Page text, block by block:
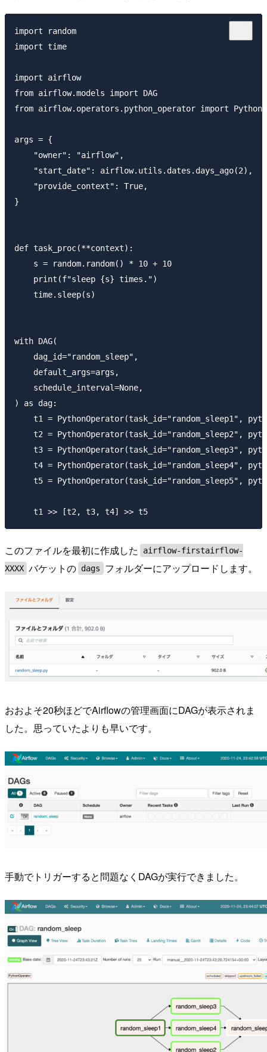
import random
import time
import airflow
from airflow.models import DAG
from airflow.operators.python_operator import
args = {
    "owner": "airflow",
    "start_date": airflow.utils.dates.days_ago(2),
    "provide_context": True,
}
def task_proc(**context):
    s = random.random() * 10 + 10
    print(f"sleep {s} times.")
    time.sleep(s)
with DAG(
    dag_id="random_sleep",
    default_args=args,
    schedule_interval=None,
) as dag:
t1 = PythonOperator(task_id="random_sleep1",
t2 = PythonOperator(task_id="random_sleep2",
t3 = PythonOperator(task_id="random_sleep3",
t4 = PythonOperator(task_id="random_sleep4",
t5 = PythonOperator(task_id="random_sleep5",
このファイルを最初に作成した
airflow-firstairflow-
XXXX バケットの dags フォルダーにアップロードします。
おおよそ20秒ほどでAirflowの管理画面にDAGが表示されま
した。思っていたよりも早いです。
手動でトリガーすると問題なくDAGが実行できました。